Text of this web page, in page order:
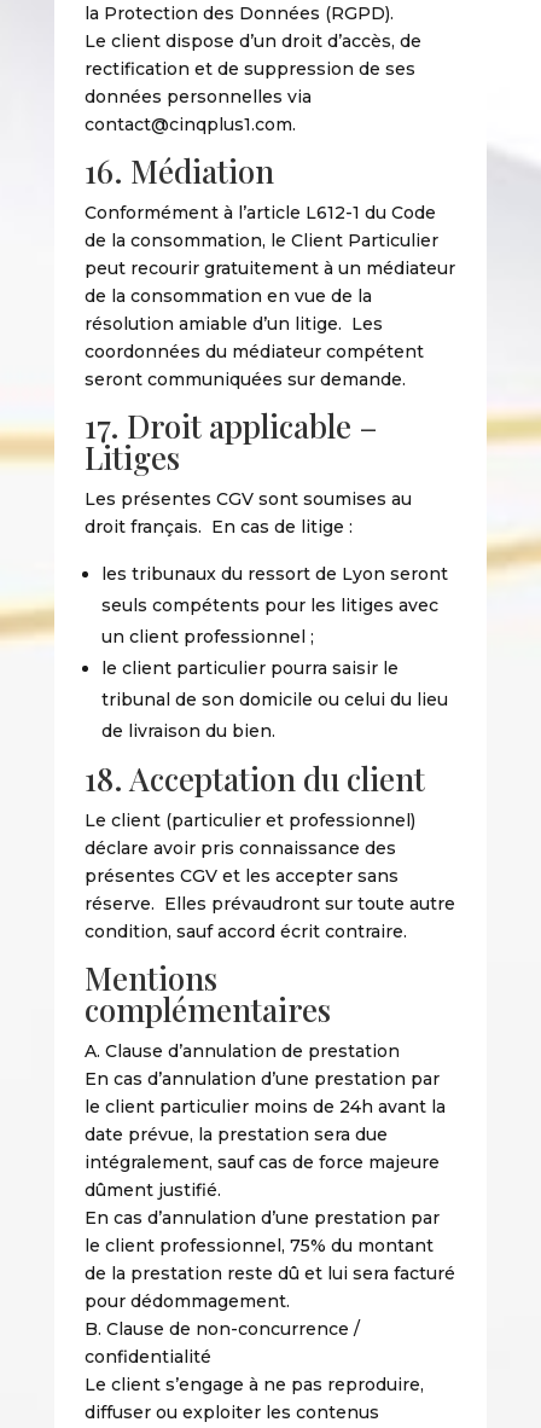
la Protection des Données (RGPD).
Le client dispose d’un droit d’accès, de
rectification et de suppression de ses
données personnelles via
contact@cinqplus1.com.
16. Médiation
Conformément à l’article L612-1 du Code
de la consommation, le Client Particulier
peut recourir gratuitement à un médiateur
de la consommation en vue de la
résolution amiable d’un litige. Les
coordonnées du médiateur compétent
seront communiquées sur demande.
17. Droit applicable –
Litiges
Les présentes CGV sont soumises au
droit français. En cas de litige :
les tribunaux du ressort de Lyon seront
seuls compétents pour les litiges avec
un client professionnel ;
le client particulier pourra saisir le
tribunal de son domicile ou celui du lieu
de livraison du bien.
18. Acceptation du client
Le client (particulier et professionnel)
déclare avoir pris connaissance des
présentes CGV et les accepter sans
réserve. Elles prévaudront sur toute autre
condition, sauf accord écrit contraire.
Mentions
complémentaires
A. Clause d’annulation de prestation
En cas d’annulation d’une prestation par
le client particulier moins de 24h avant la
date prévue, la prestation sera due
intégralement, sauf cas de force majeure
dûment justifié.
En cas d’annulation d’une prestation par
le client professionnel, 75% du montant
de la prestation reste dû et lui sera facturé
pour dédommagement.
B. Clause de non-concurrence /
confidentialité
Le client s’engage à ne pas reproduire,
diffuser ou exploiter les contenus